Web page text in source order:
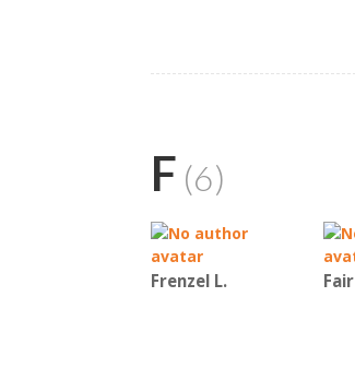
F (6)
Frenzel L. Fair